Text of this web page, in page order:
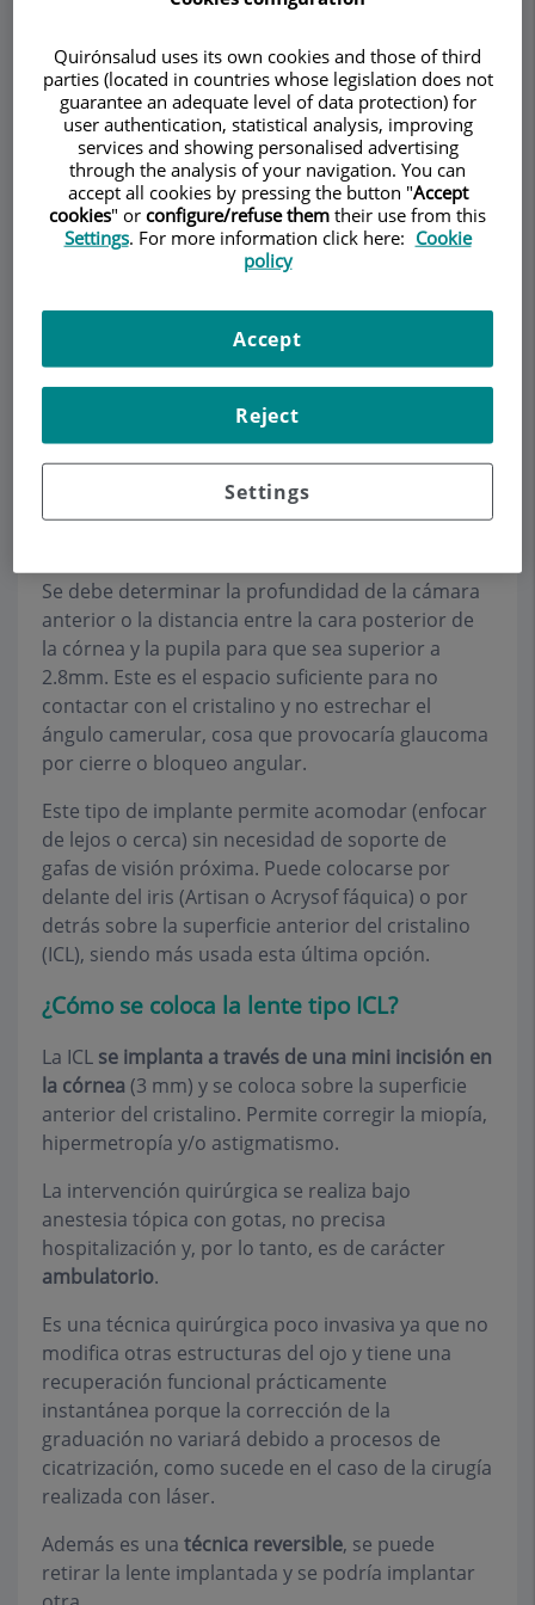
DescripcióServeisEquipContacteDades d'interès
Horari
Demanar Cita
Lente tipo ICL
dioptrías), hipermétropes altos o con cóneas no
tratables con láser puede realizarse una nueva
técnica refractiva deimplantación de lente
intraocular fáquica, es decir, queno precisa
Se debe determinar la profundidad de la cámara
anterior o la distancia entre la cara posterior de
la córnea y la pupila para que sea superior a
2.8mm. Este es el espacio suficiente para no
contactar con el cristalino y no estrechar el
ángulo camerular, cosa que provocaría glaucoma
por cierre o bloqueo angular.
Este tipo de implante permite acomodar (enfocar
de lejos o cerca) sin necesidad de soporte de
gafas de visión próxima. Puede colocarse por
delante del iris (Artisan o Acrysof fáquica) o por
detrás sobre la superficie anterior del cristalino
(ICL), siendo más usada esta última opción.
¿Cómo se coloca la lente tipo ICL?
La ICL se implanta a través de una mini incisión en
la córnea (3 mm) y se coloca sobre la superficie
anterior del cristalino. Permite corregir la miopía,
hipermetropía y/o astigmatismo.
La intervención quirúrgica se realiza bajo
anestesia tópica con gotas, no precisa
hospitalización y, por lo tanto, es de carácter
ambulatorio.
Es una técnica quirúrgica poco invasiva ya que no
modifica otras estructuras del ojo y tiene una
recuperación funcional prácticamente
instantánea porque la corrección de la
graduación no variará debido a procesos de
cicatrización, como sucede en el caso de la cirugía
realizada con láser.
Además es una técnica reversible, se puede
retirar la lente implantada y se podría implantar
Quirónsalud uses its own cookies and those of third
parties (located in countries whose legislation does not
guarantee an adequate level of data protection) for
user authentication, statistical analysis, improving
services and showing personalised advertising
through the analysis of your navigation. You can
accept all cookies by pressing the button "Accept
cookies" or configure/refuse them their use from this
Settings. For more information click here: Cookie
policy
Settings
Reject
Accept